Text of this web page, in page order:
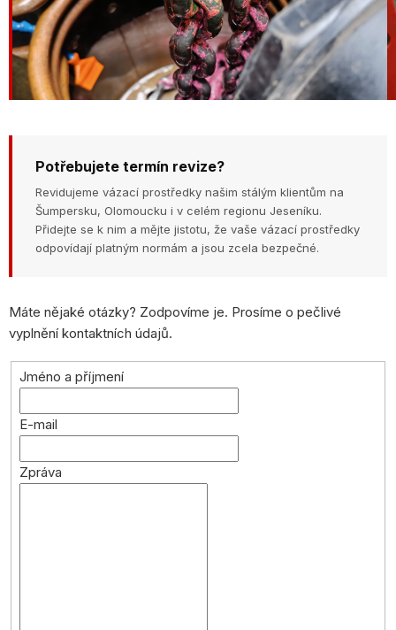
Potřebujete termín revize?
Revidujeme vázací prostředky našim stálým klientům na
Šumpersku, Olomoucku i v celém regionu Jeseníku.
Přidejte se k nim a mějte jistotu, že vaše vázací prostředky
odpovídají platným normám a jsou zcela bezpečné.
Máte nějaké otázky? Zodpovíme je. Prosíme o pečlivé
vyplnění kontaktních údajů.
Jméno a příjmení
E-mail
Zpráva